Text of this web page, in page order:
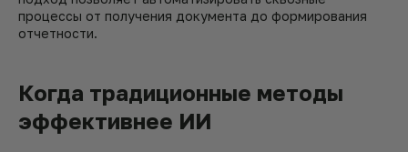
процессы от получения документа до формирования
отчетности.
Когда традиционные методы
эффективнее ИИ